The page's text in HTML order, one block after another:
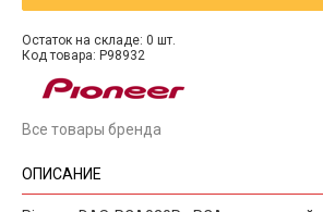
Остаток на складе: 0 шт.
Код товара: P98932
Все товары бренда
ОПИСАНИЕ